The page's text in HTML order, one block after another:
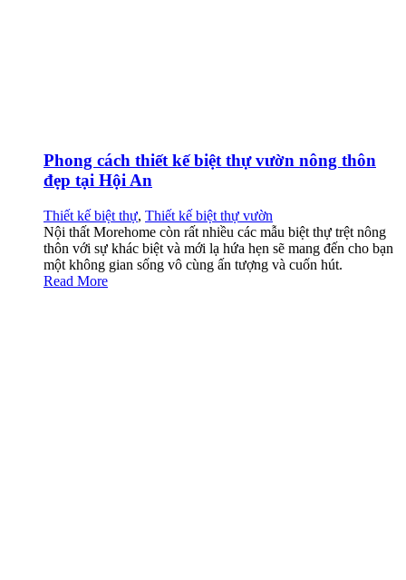
Phong cách thiết kế biệt thự vườn nông thôn
đẹp tại Hội An
Thiết kế biệt thự, Thiết kế biệt thự vườn
Nội thất Morehome còn rất nhiều các mẫu biệt thự trệt nông
thôn với sự khác biệt và mới lạ hứa hẹn sẽ mang đến cho bạn
một không gian sống vô cùng ấn tượng và cuốn hút.
Read More